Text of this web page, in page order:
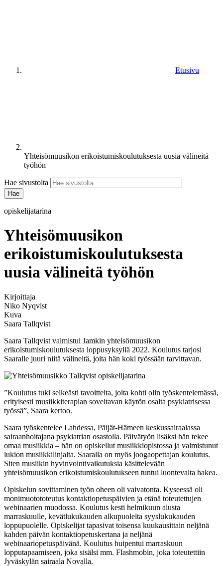
Etusivu
Yhteisömuusikon erikoistumiskoulutuksesta uusia välineitä
työhön
Hae sivustolta
opiskelijatarina
Yhteisömuusikon
erikoistumiskoulutuksesta
uusia välineitä työhön
Kirjoittaja
Niko Nyqvist
Kuva
Saara Tallqvist
Saara Tallqvist valmistui Jamkin yhteisömuusikon
erikoistumiskoulutuksesta loppusyksyllä 2022. Koulutus tarjosi
Saaralle juuri niitä välineitä, joita hän koki työssään tarvittavan.
”Koulutus tuki selkeästi tavoitteita, joita kohti olin työskentelemässä,
erityisesti musiikkiterapian soveltavan käytön osalta psykiatrisessa
työssä”, Saara kertoo.
Saara työskentelee Lahdessa, Päijät-Hämeen keskussairaalassa
sairaanhoitajana psykiatrian osastolla. Päivätyön lisäksi hän tekee
omaa musiikkia – hän on opiskellut musiikkiopistossa ja valmistunut
lukion musiikkilinjalta. Saaralla on myös joogaopettajan koulutus.
Siten musiikin hyvinvointivaikutuksia käsittelevään
yhteisömuusikon erikoistumiskoulutukseen tuntui luontevalta hakea.
Opiskelun sovittaminen työn oheen oli vaivatonta. Kyseessä oli
monimuotototeutus kontaktiopetuspäivien ja etänä toteutettujen
webinaarien muodossa. Koulutus kesti helmikuun alusta
marraskuulle, kevätlukukauden alkupuolelta syyslukukauden
loppupuolelle. Opiskelijat tapasivat toisensa kuukausittain neljänä
kahden päivän kontaktiopetuskertana ja neljänä
webinaariopetuspäivänä. Koulutus huipentui marraskuun
lopputapaamiseen, joka sisälsi mm. Flashmobin, joka toteutettiin
Jyväskylän sairaala Novalla.